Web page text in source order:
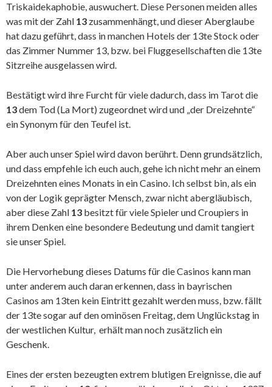
Triskaidekaphobie, auswuchert. Diese Personen meiden alles
was mit der Zahl 13 zusammenhängt, und dieser Aberglaube
hat dazu geführt, dass in manchen Hotels der 13te Stock oder
das Zimmer Nummer 13, bzw. bei Fluggesellschaften die 13te
Sitzreihe ausgelassen wird.
Bestätigt wird ihre Furcht für viele dadurch, dass im Tarot die
13dem Tod (La Mort) zugeordnet wird und „der Dreizehnte“
ein Synonym für den Teufel ist.
Aber auch unser Spiel wird davon berührt. Denn grundsätzlich,
und dass empfehle ich euch auch, gehe ich nicht mehr an einem
Dreizehnten eines Monats in ein Casino. Ich selbst bin, als ein
von der Logik geprägter Mensch, zwar nicht abergläubisch,
aber diese Zahl 13 besitzt für viele Spieler und Croupiers in
ihrem Denken eine besondere Bedeutung und damit tangiert
sie unser Spiel.
Die Hervorhebung dieses Datums für die Casinos kann man
unter anderem auch daran erkennen, dass in bayrischen
Casinos am 13ten kein Eintritt gezahlt werden muss, bzw. fällt
der 13te sogar auf den ominösen Freitag, dem Unglückstag in
der westlichen Kultur, erhält man noch zusätzlich ein
Geschenk.
Eines der ersten bezeugten extrem blutigen Ereignisse, die auf